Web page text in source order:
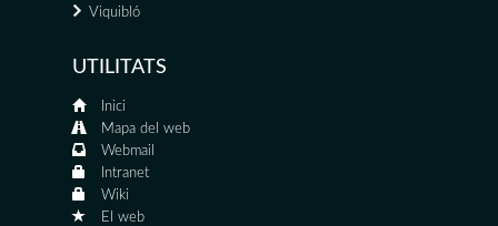
Viquibló
UTILITATS
Inici
Mapa del web
Webmail
Intranet
Wiki
El web